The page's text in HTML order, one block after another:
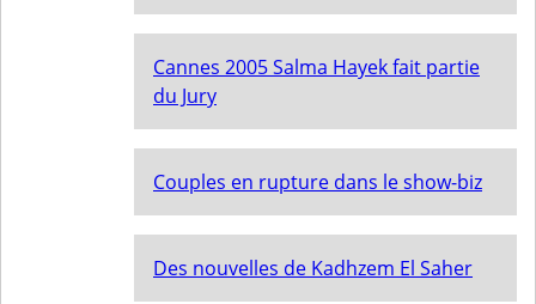
Cannes 2005 Salma Hayek fait partie
du Jury
Couples en rupture dans le show-biz
Des nouvelles de Kadhzem El Saher